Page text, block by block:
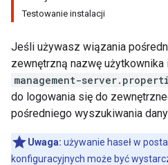
Testowanie instalacji
Jeśli używasz wiązania
zewnętrzną nazwę użytkownika
management-
do logowania się do
pośredniego wyszukiwania
Uwaga: używanie haseł w
konfiguracyjnych może być